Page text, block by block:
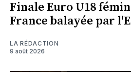
Finale Euro U18
France balayée par
LA RÉDACTION
9 août 2026